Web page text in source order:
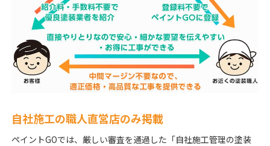
自社施工の職人直営店のみ掲載
ペイントGOでは、厳しい審査を通過した「自社施工管理の塗装